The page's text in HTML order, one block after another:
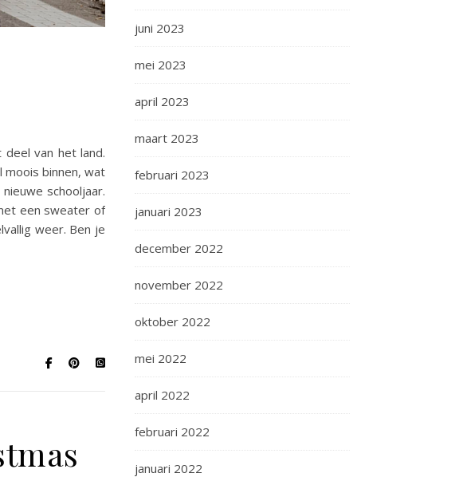
van het land.
moois binnen, wat
schooljaar.
een sweater of
weer. Ben je
juni 2023
mei 2023
april 2023
maart 2023
februari 2023
januari 2023
december 2022
november 2022
oktober 2022
mei 2022
april 2022
februari 2022
januari 2022